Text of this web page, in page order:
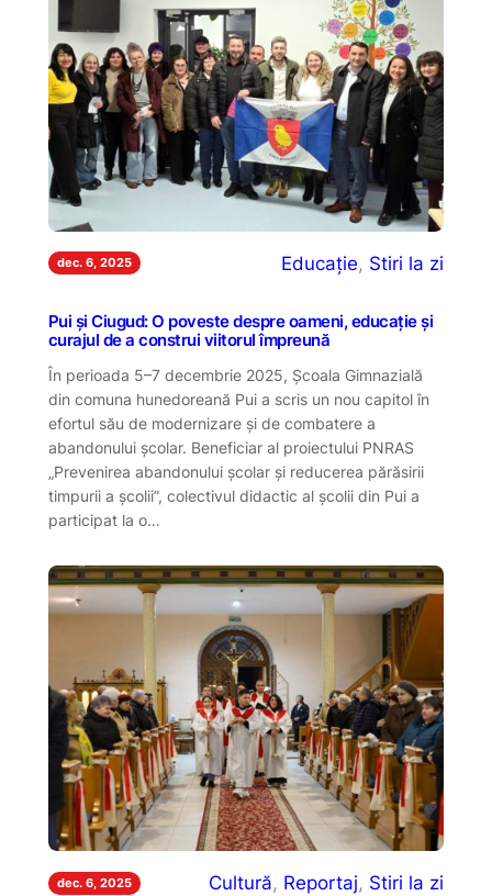
dec. 6, 2025 Educație, Stiri la zi
Pui și Ciugud: O poveste despre oameni, educație și
curajul de a construi viitorul împreună
În perioada 5–7 decembrie 2025, Școala Gimnazială
din comuna hunedoreană Pui a scris un nou capitol în
efortul său de modernizare și de combatere a
abandonului școlar. Beneficiar al proiectului PNRAS
„Prevenirea abandonului școlar și reducerea părăsirii
timpurii a școlii”, colectivul didactic al școlii din Pui a
participat la o…
dec. 6, 2025 Cultură, Reportaj, Stiri la zi